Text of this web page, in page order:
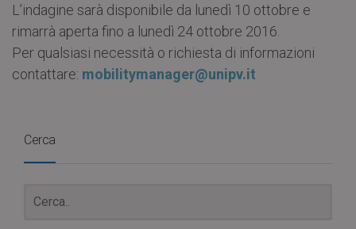
L’indagine sarà disponibile da lunedì 10 ottobre e
rimarrà aperta fino a lunedì 24 ottobre 2016.
Per qualsiasi necessità o richiesta di informazioni
contattare: mobilitymanager@unipv.it
Cerca